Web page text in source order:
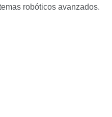
robóticos avanzados.